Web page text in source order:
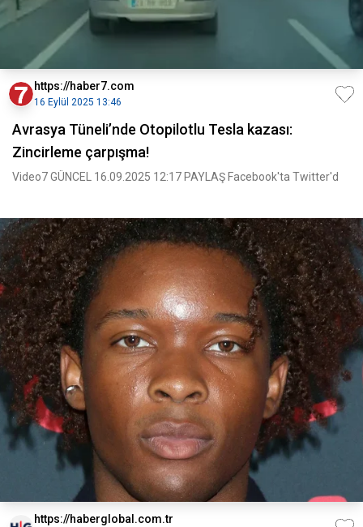
https://haber7.com
16 Eylül 2025 13:46
Avrasya Tüneli’nde Otopilotlu Tesla kazası:
Zincirleme çarpışma!
Video7 GÜNCEL 16.09.2025 12:17 PAYLAŞ Facebook'ta Twitter'd
https://haberglobal.com.tr